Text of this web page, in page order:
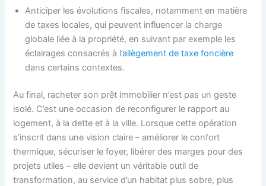
Anticiper les évolutions fiscales, notamment en matière
de taxes locales, qui peuvent influencer la charge
globale liée à la propriété, en suivant par exemple les
éclairages consacrés à l’allègement de taxe foncière
dans certains contextes.
Au final, racheter son prêt immobilier n’est pas un geste
isolé. C’est une occasion de reconfigurer le rapport au
logement, à la dette et à la ville. Lorsque cette opération
s’inscrit dans une vision claire – améliorer le confort
thermique, sécuriser le foyer, libérer des marges pour des
projets utiles – elle devient un véritable outil de
transformation, au service d’un habitat plus sobre, plus